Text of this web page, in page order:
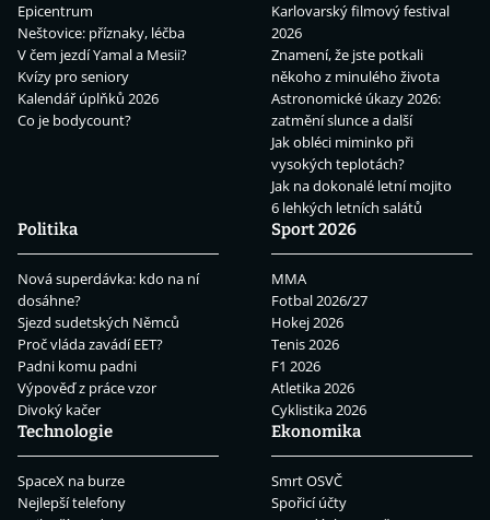
Epicentrum
Neštovice: příznaky, léčba
V čem jezdí Yamal a Mesii?
Kvízy pro seniory
Kalendář úplňků 2026
Co je bodycount?
Karlovarský filmový festival
2026
Znamení, že jste potkali
někoho z minulého života
Astronomické úkazy 2026:
zatmění slunce a další
Jak obléci miminko při
vysokých teplotách?
Jak na dokonalé letní mojito
6 lehkých letních salátů
Politika
Nová superdávka: kdo na ní
dosáhne?
Sjezd sudetských Němců
Proč vláda zavádí EET?
Padni komu padni
Výpověď z práce vzor
Divoký kačer
Sport 2026
MMA
Fotbal 2026/27
Hokej 2026
Tenis 2026
F1 2026
Atletika 2026
Cyklistika 2026
Technologie
SpaceX na burze
Nejlepší telefony
Ekonomika
Smrt OSVČ
Spořicí účty